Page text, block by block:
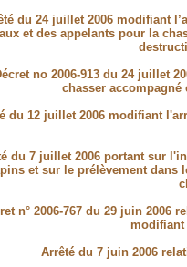
du 24 juillet 2006 modifiant
et des appelants pour la
no 2006-913 du 24 juillet
chasser
du 12 juillet 2006 modifiant
du 7 juillet 2006 portant sur
et sur le prélèvement dans
n° 2006-767 du 29 juin 2006
modifiant
Arrêté du 7 juin 2006